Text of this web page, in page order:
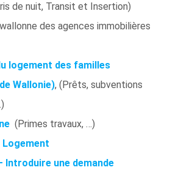
de nuit, Transit et Insertion)
des agences immobilières
logement des familles
Wallonie), (Prêts, subventions
(Primes travaux, …)
Logement
Introduire une demande